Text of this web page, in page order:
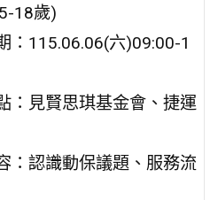
18歲)
：115.06.06(六)09:00-1
：見賢思琪基金會、捷運
：認識動保議題、服務流